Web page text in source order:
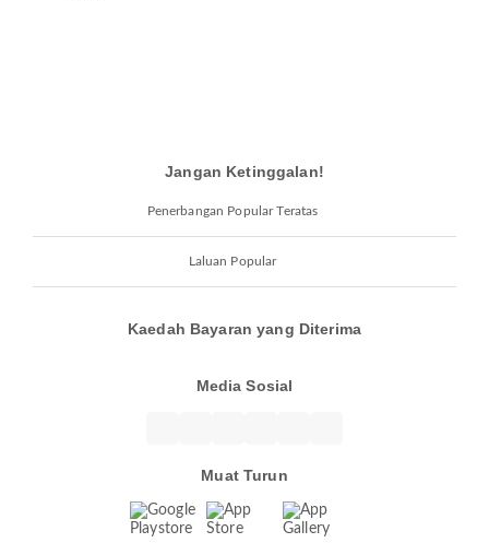
Jangan Ketinggalan!
Penerbangan Popular Teratas
Laluan Popular
Kaedah Bayaran yang Diterima
Media Sosial
Muat Turun